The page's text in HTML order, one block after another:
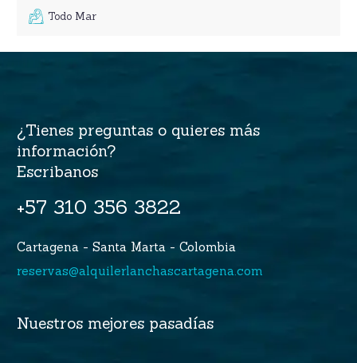
Todo Mar
¿Tienes preguntas o quieres más
información?
Escribanos
+57 310 356 3822
Cartagena - Santa Marta - Colombia
reservas@alquilerlanchascartagena.com
Nuestros mejores pasadías